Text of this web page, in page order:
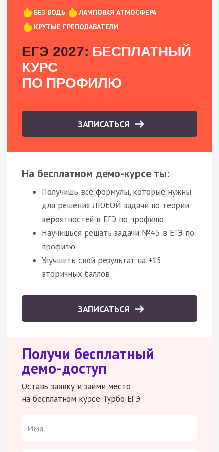
БЕЗ ВОДЫ
ЛАМПОВАЯ АТМОСФЕРА
КРУТЫЕ ПРЕПОДАВАТЕЛИ
ЕГЭ 2027: БЕСПЛАТНЫЙ
КУРС
ПО ПРОФИЛЮ
ЗАПИСАТЬСЯ
На бесплатном демо-курсе ты:
Получишь все формулы, которые нужны
для решения ЛЮБОЙ задачи по теории
вероятностей в ЕГЭ по профилю
Научишься решать задачи №4.5 в ЕГЭ по
профилю
Улучшить свой результат на +15
вторичных баллов
ЗАПИСАТЬСЯ
Получи бесплатный
демо-доступ
Оставь заявку и займи место
на бесплатном курсе Турбо ЕГЭ